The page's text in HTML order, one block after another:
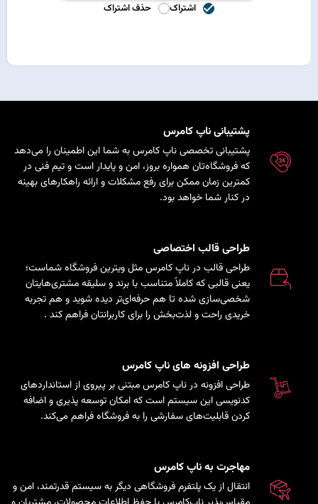
اشتراک حذف اشتراک
پشتیبانی ناپ کامرس
پشتیبانی تخصصی ناپ کامرس به شما این اطمینان را می‌دهد
که فروشگاه‌تان همواره بروز، امن و پایدار است و تیم فنی در
کمترین زمان ممکن برای رفع مشکلات و ارائه راهکارهای بهینه
در کنار شما خواهد بود.
طراحی قالب اختصاصی
طراحی قالب در ناپ کامرس مثل ویترین فروشگاه شماست؛
یعنی قالبی که کاملاً متناسب با برند و سلیقه مشتری‌هایتان
شخصی‌سازی شده تا هم حرفه‌ای‌تر دیده شوید و هم تجربه
خریدی راحت و لذت‌بخش را برای کاربرانتان فراهم کند .
طراحی افزونه های ناپ کامرس
طراحی افزونه در ناپ کامرس مبتنی بر پیروی از استانداردهای
کدنویسی این سیستم است که امکان توسعه پذیری و اضافه
کردن قابلیت‌های سفارشی را به فروشگاه فراهم می‌کند.
مهاجرت به ناپ کامرس
انتقال از یک پلتفرم فروشگاهی دیگر به سیستم قدرتمند، امن و